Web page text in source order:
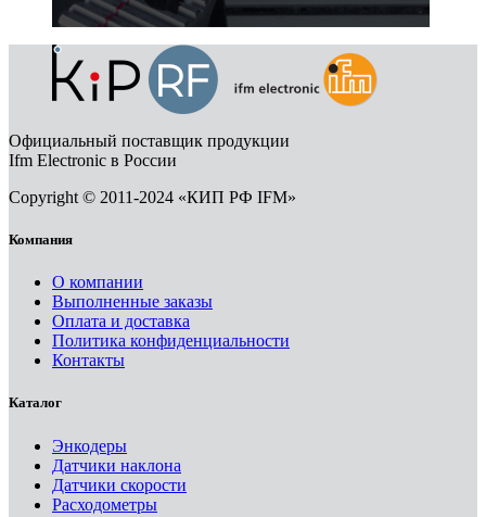
Официальный поставщик продукции
Ifm Electronic в России
Copyright © 2011-2024 «КИП РФ IFM»
Компания
О компании
Выполненные заказы
Оплата и доставка
Политика конфиденциальности
Контакты
Каталог
Энкодеры
Датчики наклона
Датчики скорости
Расходометры